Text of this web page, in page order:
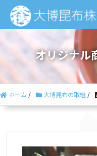
オリジナル
ホーム / 大博昆布の取組 /